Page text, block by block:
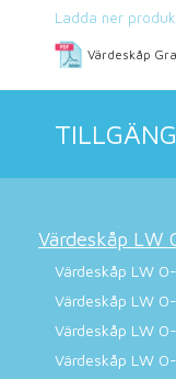
Ladda ner
Värdeskåp
Värdeskåp LW
Värdeskåp LW
Värdeskåp LW
Värdeskåp LW
Värdeskåp LW